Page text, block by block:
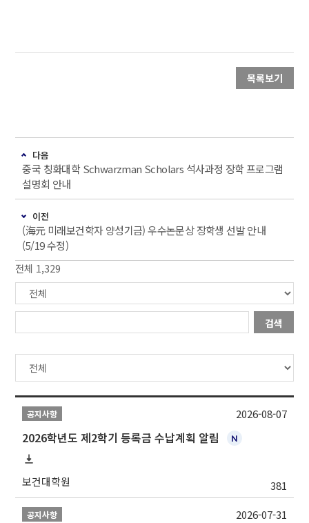
목록보기
다음
중국 칭화대학 Schwarzman Scholars 석사과정 장학 프로그램
설명회 안내
이전
(海元 미래보건학자 양성기금) 우수논문상 장학생 선발 안내
(5/19 수정)
전체 1,329
검색
공지사항
2026학년도 제2학기 등록금 수납계획 알림
보건대학원 381
2026-08-07
공지사항 2026-07-31